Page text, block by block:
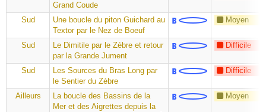
Grand Coude
Sud
Une boucle du piton Guichard au
Textor par le Nez de Boeuf
Moyen
Sud
Le Dimitile par le Zèbre et retour
par la Grande Jument
Difficile
Sud
Les Sources du Bras Long par
le Sentier du Zèbre
Difficile
Ailleurs
La boucle des Bassins de la
Mer et des Aigrettes depuis la
Moyen